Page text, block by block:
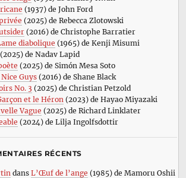
(1937) de John Ford
(2025) de Rebecca Zlotowski
(2016) de Christophe Barratier
diabolique (1965) de Kenji Misumi
de Nadav Lapid
(2025) de Simón Mesa Soto
Guys(2016) de Shane Black
No. 3 (2025) de Christian Petzold
et le Héron(2023) de Hayao Miyazaki
Vague (2025) de Richard Linklater
(2024) de Lilja Ingolfsdottir
RÉCENTS
dans L’Œuf de l’ange (1985) de Mamoru Oshii